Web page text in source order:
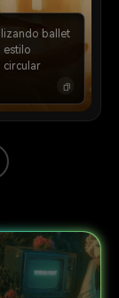
ballet
estilo
circular